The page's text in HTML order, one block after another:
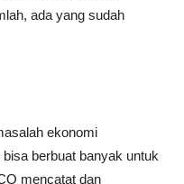
ada yang sudah
ekonomi
berbuat banyak untuk
mencatat dan